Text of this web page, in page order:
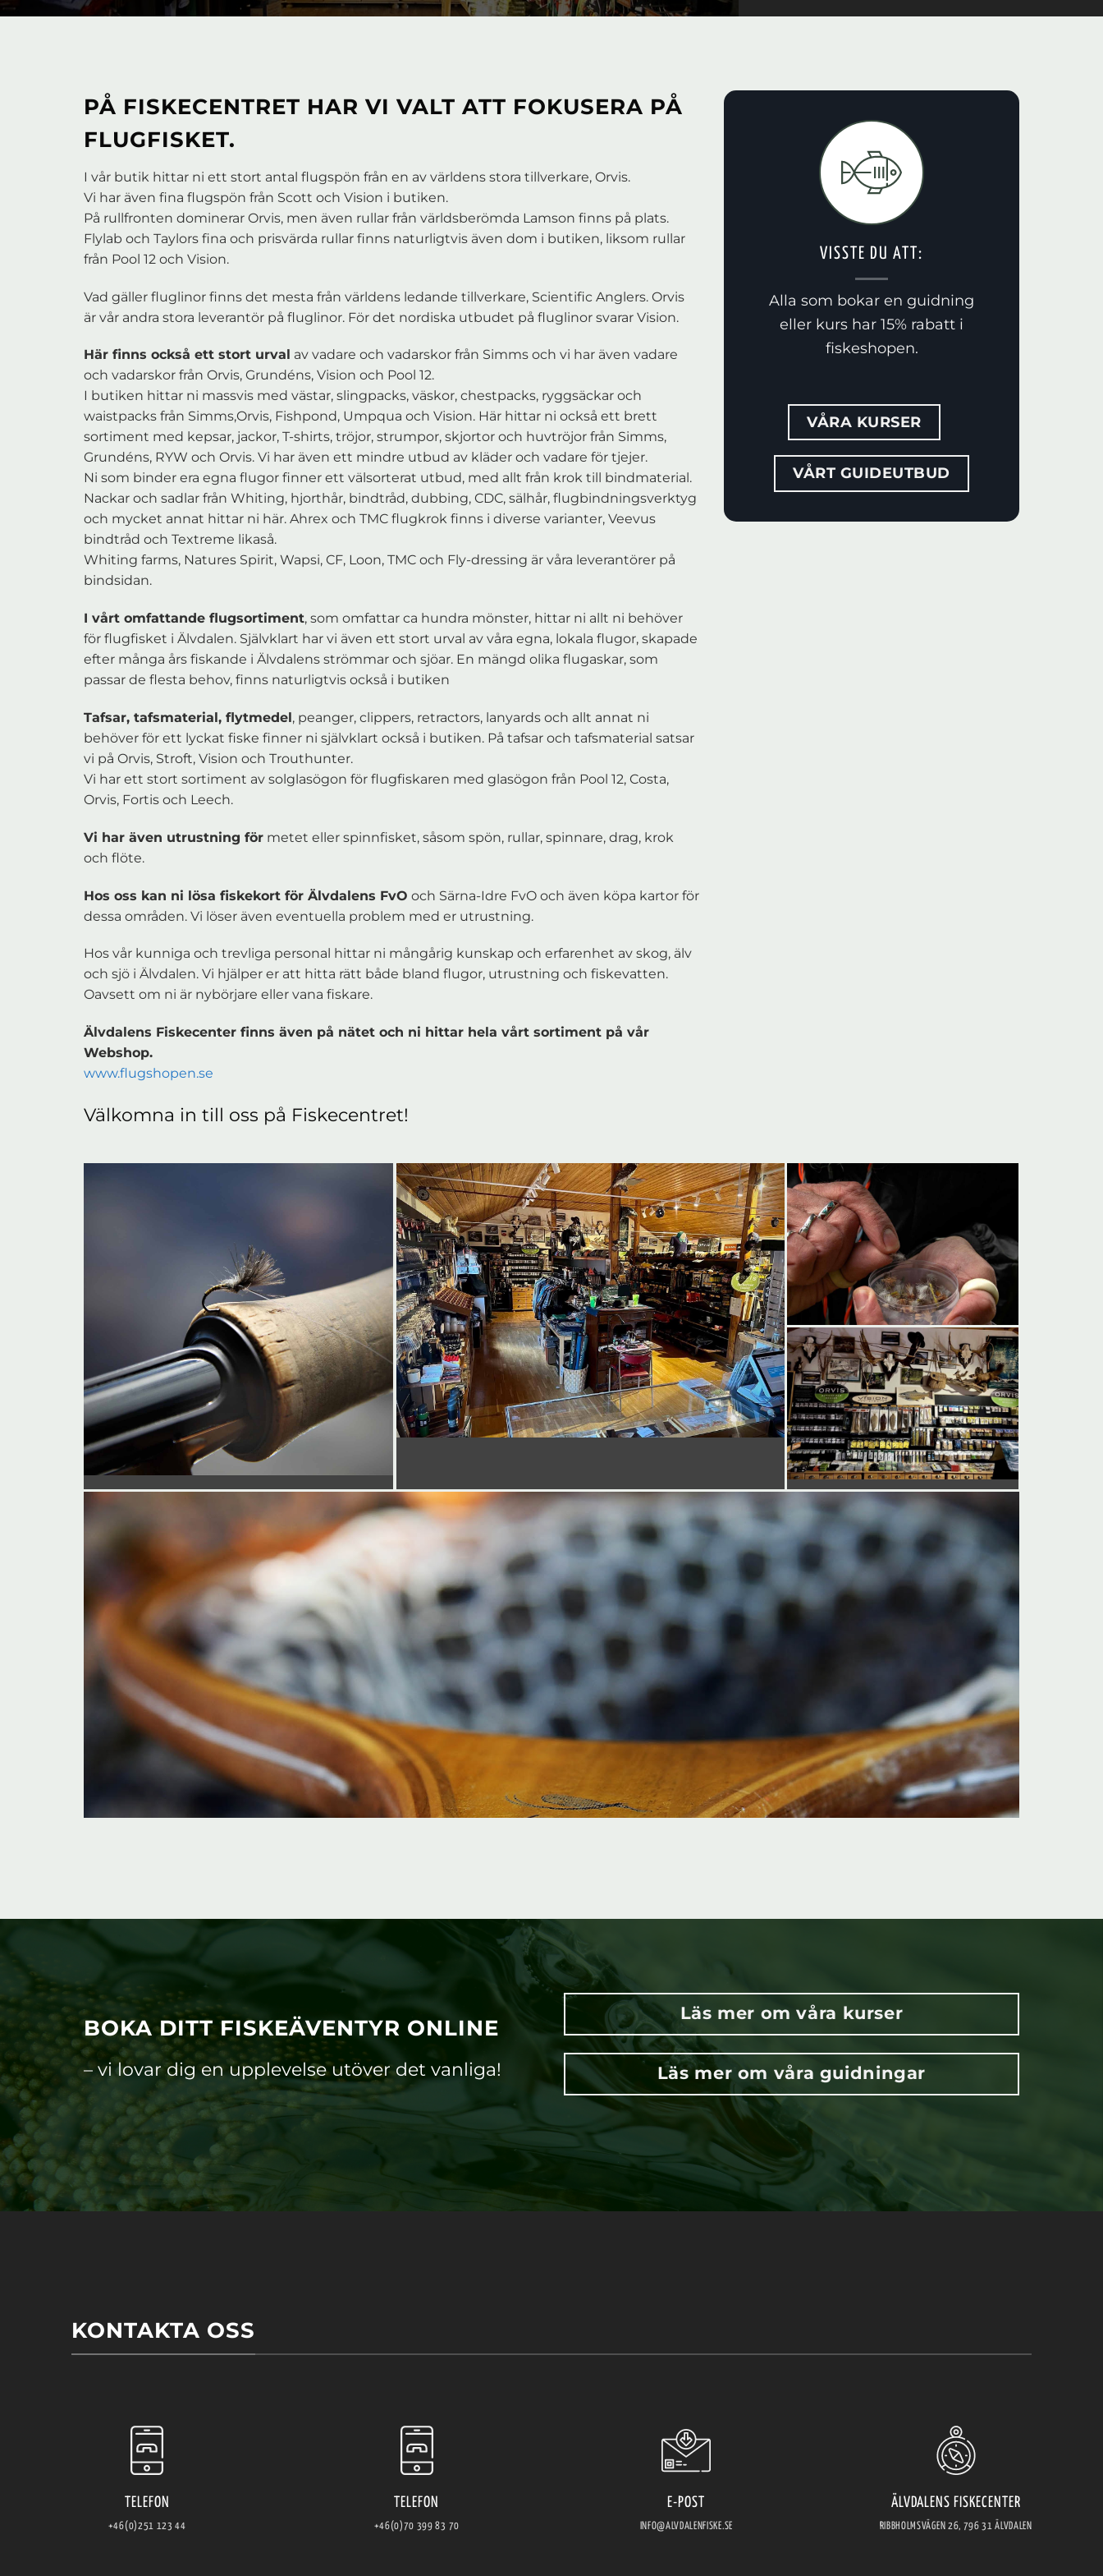
PÅ FISKECENTRET HAR VI VALT ATT FOKUSERA PÅ
FLUGFISKET.
I vår butik hittar ni ett stort antal flugspön från en av världens stora tillverkare, Orvis.
Vi har även fina flugspön från Scott och Vision i butiken.
På rullfronten dominerar Orvis, men även rullar från världsberömda Lamson finns på plats.
Flylab och Taylors fina och prisvärda rullar finns naturligtvis även dom i butiken, liksom rullar
från Pool 12 och Vision.
Vad gäller fluglinor finns det mesta från världens ledande tillverkare, Scientific Anglers. Orvis
är vår andra stora leverantör på fluglinor. För det nordiska utbudet på fluglinor svarar Vision.
Här finns också ett stort urval av vadare och vadarskor från Simms och vi har även vadare
och vadarskor från Orvis, Grundéns, Vision och Pool 12.
I butiken hittar ni massvis med västar, slingpacks, väskor, chestpacks, ryggsäckar och
waistpacks från Simms,Orvis, Fishpond, Umpqua och Vision. Här hittar ni också ett brett
sortiment med kepsar, jackor, T-shirts, tröjor, strumpor, skjortor och huvtröjor från Simms,
Grundéns, RYW och Orvis. Vi har även ett mindre utbud av kläder och vadare för tjejer.
Ni som binder era egna flugor finner ett välsorterat utbud, med allt från krok till bindmaterial.
Nackar och sadlar från Whiting, hjorthår, bindtråd, dubbing, CDC, sälhår, flugbindningsverktyg
och mycket annat hittar ni här. Ahrex och TMC flugkrok finns i diverse varianter, Veevus
bindtråd och Textreme likaså.
Whiting farms, Natures Spirit, Wapsi, CF, Loon, TMC och Fly-dressing är våra leverantörer på
bindsidan.
I vårt omfattande flugsortiment, som omfattar ca hundra mönster, hittar ni allt ni behöver
för flugfisket i Älvdalen. Självklart har vi även ett stort urval av våra egna, lokala flugor, skapade
efter många års fiskande i Älvdalens strömmar och sjöar. En mängd olika flugaskar, som
passar de flesta behov, finns naturligtvis också i butiken
Tafsar, tafsmaterial, flytmedel, peanger, clippers, retractors, lanyards och allt annat ni
behöver för ett lyckat fiske finner ni självklart också i butiken. På tafsar och tafsmaterial satsar
vi på Orvis, Stroft, Vision och Trouthunter.
Vi har ett stort sortiment av solglasögon för flugfiskaren med glasögon från Pool 12, Costa,
Orvis, Fortis och Leech.
Vi har även utrustning för metet eller spinnfisket, såsom spön, rullar, spinnare, drag, krok
och flöte.
Hos oss kan ni lösa fiskekort för Älvdalens FvO och Särna-Idre FvO och även köpa kartor för
dessa områden. Vi löser även eventuella problem med er utrustning.
Hos vår kunniga och trevliga personal hittar ni mångårig kunskap och erfarenhet av skog, älv
och sjö i Älvdalen. Vi hjälper er att hitta rätt både bland flugor, utrustning och fiskevatten.
Oavsett om ni är nybörjare eller vana fiskare.
Älvdalens Fiskecenter finns även på nätet och ni hittar hela vårt sortiment på vår
Webshop.
www.flugshopen.se
Välkomna in till oss på Fiskecentret!
VISSTE DU ATT:
Alla som bokar en guidning
eller kurs har 15% rabatt i
fiskeshopen.
VÅRA KURSER
VÅRT GUIDEUTBUD
BOKA DITT FISKEÄVENTYR ONLINE
– vi lovar dig en upplevelse utöver det vanliga!
Läs mer om våra kurser
Läs mer om våra guidningar
KONTAKTA OSS
TELEFON
+46(0)251 123 44
TELEFON
+46(0)70 399 83 70
E-POST
INFO@ALVDALENFISKE.SE
ÄLVDALENS FISKECENTER
RIBBHOLMSVÄGEN 26, 796 31 ÄLVDALEN